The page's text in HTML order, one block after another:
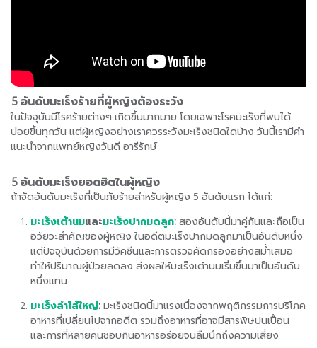
5 อันดับมะเร็งร้ายที่ผู้หญิงต้องระวัง
ในปัจจุบันมีโรคร้ายต่างๆ เกิดขึ้นมากมาย โดยเฉพาะโรคมะเร็งที่พบได้
บ่อยขึ้นทุกวัน แต่ผู้หญิงอย่างเราควรระวังมะเร็งชนิดใดบ้าง วันนี้เรามีคำ
แนะนำจากแพทย์หญิงวันดี อารีรักษ์
5 อันดับมะเร็งยอดฮิตในผู้หญิง
ถ้าจัดอันดับมะเร็งที่เป็นภัยร้ายสำหรับผู้หญิง 5 อันดับแรก ได้แก่:
มะเร็งเต้านมและมะเร็งปากมดลูก: สองอันดับนี้มาคู่กันและถือเป็น
อวัยวะสำคัญของผู้หญิง ในอดีตมะเร็งปากมดลูกมาเป็นอันดับหนึ่ง
แต่ปัจจุบันด้วยการมีวัคซีนและการตรวจคัดกรองอย่างสม่ำเสมอ
ทำให้ปริมาณผู้ป่วยลดลง ส่งผลให้มะเร็งเต้านมเริ่มขึ้นมาเป็นอันดับ
หนึ่งแทน
มะเร็งลำไส้ใหญ่: มะเร็งชนิดนี้มาแรงเนื่องจากพฤติกรรมการบริโภค
อาหารที่เปลี่ยนไปจากอดีต รวมถึงอาหารที่อาจมีสารพิษปนเปื้อน
และการที่หลายคนชอบกินอาหารอร่อยจนลืมนึกถึงความเสี่ยง